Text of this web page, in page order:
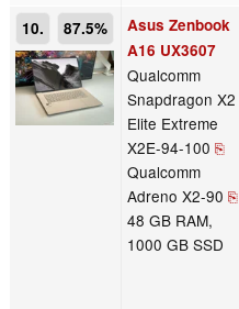
10. 87.5%
Asus Zenbook
A16 UX3607
Qualcomm
Snapdragon X2
Elite Extreme
X2E-94-100 ⎘
Qualcomm
Adreno X2-90 ⎘
48 GB RAM,
1000 GB SSD